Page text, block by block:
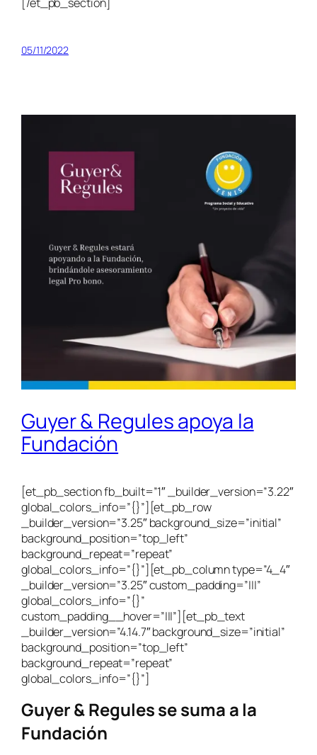
05/11/2022
Guyer & Regules apoya la
Fundación
[et_pb_section fb_built=”1″ _builder_version=”3.22″
global_colors_info=”{}”][et_pb_row
_builder_version=”3.25″ background_size=”initial”
background_position=”top_left”
background_repeat=”repeat”
global_colors_info=”{}”][et_pb_column type=”4_4″
_builder_version=”3.25″ custom_padding=”|||”
global_colors_info=”{}”
custom_padding__hover=”|||”][et_pb_text
_builder_version=”4.14.7″ background_size=”initial”
background_position=”top_left”
background_repeat=”repeat”
global_colors_info=”{}”]
Guyer & Regules se suma a la
Fundación